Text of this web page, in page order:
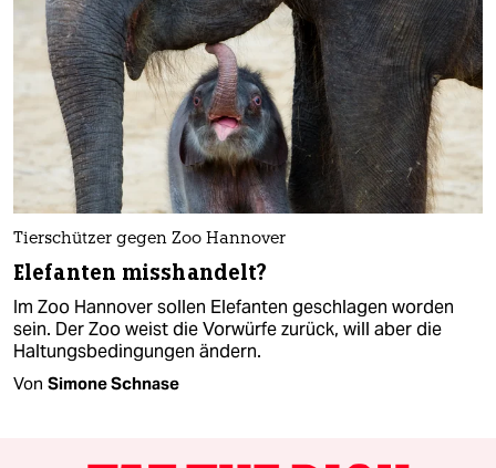
Tierschützer gegen Zoo Hannover
Elefanten misshandelt?
Im Zoo Hannover sollen Elefanten geschlagen worden
sein. Der Zoo weist die Vorwürfe zurück, will aber die
Haltungsbedingungen ändern.
Von Simone Schnase